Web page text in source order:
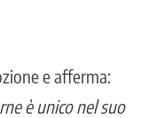
e afferma:
è unico nel suo